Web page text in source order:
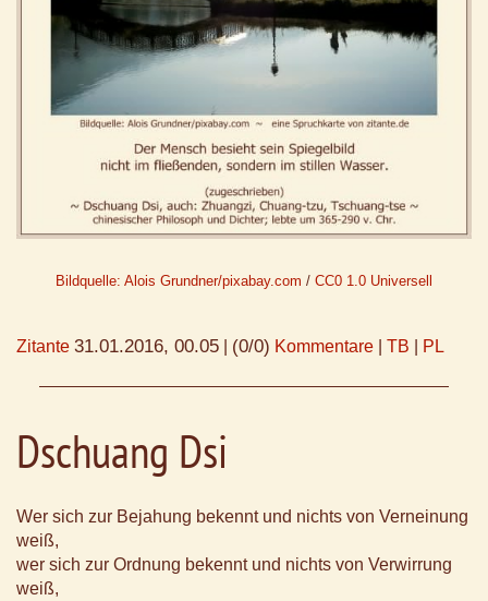
Bildquelle: Alois Grundner/pixabay.com / CC0 1.0 Universell
Zitante 31.01.2016, 00.05 (0/0) Kommentare TB PL
Dschuang Dsi
Wer sich zur Bejahung bekennt und nichts von Verneinung
weiß,
wer sich zur Ordnung bekennt und nichts von Verwirrung
weiß,